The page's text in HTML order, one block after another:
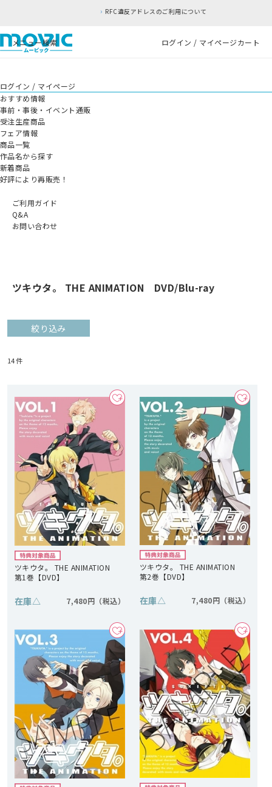
RFC違反アドレスのご利用について
メニュー検索 ログイン / マイページカート
ログイン / マイページ
おすすめ情報
事前・事後・イベント通販
受注生産商品
フェア情報
商品一覧
作品名から探す
新着商品
好評により再販売！
ご利用ガイド
Q&A
お問い合わせ
ツキウタ。 THE ANIMATION DVD/Blu-ray
絞り込み
14件
ツキウタ。 THE ANIMATION
第1巻【DVD】
在庫△ 7,480円
ツキウタ。 THE ANIMATION
第2巻【DVD】
在庫△ 7,480円